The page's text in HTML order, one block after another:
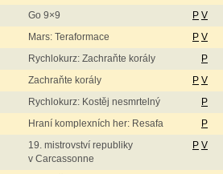
Go 9×9 P V
Mars: Teraformace P V
Rychlokurz: Zachraňte korály P
Zachraňte korály P V
Rychlokurz: Kostěj nesmrtelný P
Hraní komplexních her: Resafa P
19. mistrovství republiky
v Carcassonne
P V